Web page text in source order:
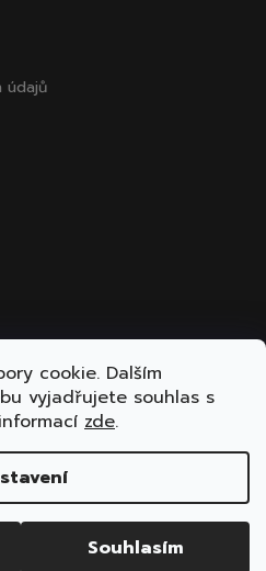
cookie. Dalším
vyjadřujete souhlas s
zde.
Souhlasím
údajů
. Všechna práva vyhrazena.
cookies